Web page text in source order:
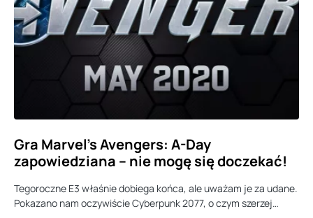
Gra Marvel’s Avengers: A-Day
zapowiedziana – nie mogę się doczekać!
Tegoroczne E3 właśnie dobiega końca, ale uważam je za udane.
Pokazano nam oczywiście Cyberpunk 2077, o czym szerzej…